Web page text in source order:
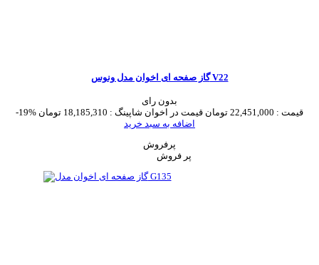
گاز صفحه ای اخوان مدل ونوس V22
بدون رای
-19%
قیمت : 22,451,000 تومان قیمت در اخوان شاپینگ : 18,185,310 تومان
اضافه به سبد خرید
پرفروش